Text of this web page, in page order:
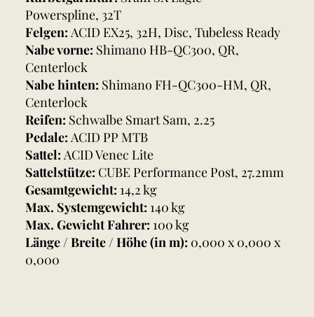
Powerspline, 32T
Felgen: ACID EX25, 32H, Disc, Tubeless Ready
Nabe vorne: Shimano HB-QC300, QR,
Centerlock
Nabe hinten: Shimano FH-QC300-HM, QR,
Centerlock
Reifen: Schwalbe Smart Sam, 2.25
Pedale: ACID PP MTB
Sattel: ACID Venec Lite
Sattelstütze: CUBE Performance Post, 27.2mm
Gesamtgewicht: 14,2 kg
Max. Systemgewicht: 140 kg
Max. Gewicht Fahrer: 100 kg
Länge / Breite / Höhe (in m): 0,000 x 0,000 x
0,000